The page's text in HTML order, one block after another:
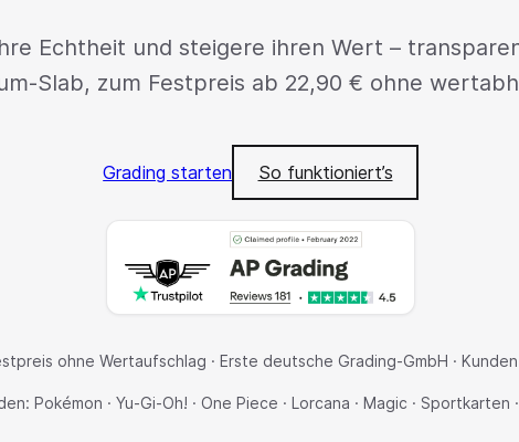
Echtheit und steigere ihren Wert –
Slab, zum Festpreis ab 22,90 € ohne
Grading starten So funktioniert’s
ohne Wertaufschlag · Erste deutsche Grading-GmbH ·
Pokémon · Yu-Gi-Oh! · One Piece · Lorcana · Magic · Sportkarten